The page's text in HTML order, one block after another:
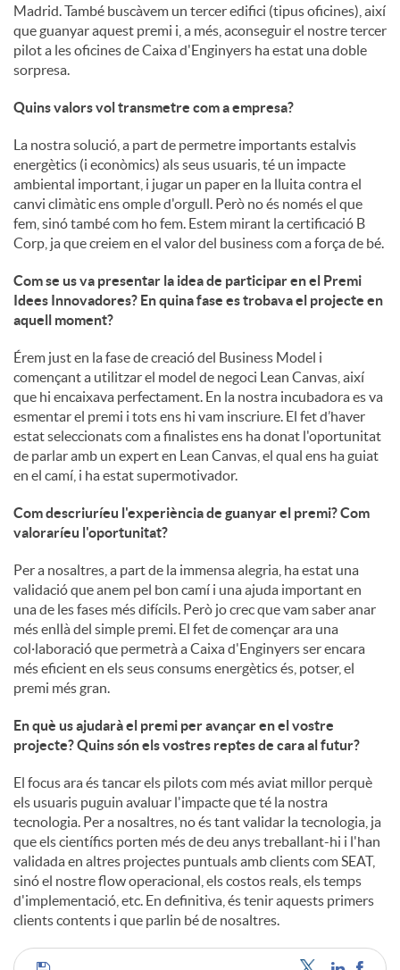
s
Madrid. També buscàvem un tercer edifici (tipus oficines), així
que guanyar aquest premi i, a més, aconseguir el nostre tercer
pilot a les oficines de Caixa d'Enginyers ha estat una doble
sorpresa.
Quins valors vol transmetre com a empresa?
La nostra solució, a part de permetre importants estalvis
energètics (i econòmics) als seus usuaris, té un impacte
ambiental important, i jugar un paper en la lluita contra el
canvi climàtic ens omple d'orgull. Però no és només el que
fem, sinó també com ho fem. Estem mirant la certificació B
Corp, ja que creiem en el valor del business com a força de bé.
Com se us va presentar la idea de participar en el Premi
Idees Innovadores? En quina fase es trobava el projecte en
aquell moment?
Érem just en la fase de creació del Business Model i
començant a utilitzar el model de negoci Lean Canvas, així
que hi encaixava perfectament. En la nostra incubadora es va
esmentar el premi i tots ens hi vam inscriure. El fet d’haver
estat seleccionats com a finalistes ens ha donat l'oportunitat
de parlar amb un expert en Lean Canvas, el qual ens ha guiat
en el camí, i ha estat supermotivador.
Com descriuríeu l'experiència de guanyar el premi? Com
valoraríeu l'oportunitat?
Per a nosaltres, a part de la immensa alegria, ha estat una
validació que anem pel bon camí i una ajuda important en
una de les fases més difícils. Però jo crec que vam saber anar
més enllà del simple premi. El fet de començar ara una
col·laboració que permetrà a Caixa d'Enginyers ser encara
més eficient en els seus consums energètics és, potser, el
premi més gran.
En què us ajudarà el premi per avançar en el vostre
projecte? Quins són els vostres reptes de cara al futur?
El focus ara és tancar els pilots com més aviat millor perquè
els usuaris puguin avaluar l'impacte que té la nostra
tecnologia. Per a nosaltres, no és tant validar la tecnologia, ja
que els científics porten més de deu anys treballant-hi i l'han
validada en altres projectes puntuals amb clients com SEAT,
sinó el nostre flow operacional, els costos reals, els temps
d'implementació, etc. En definitiva, és tenir aquests primers
clients contents i que parlin bé de nosaltres.